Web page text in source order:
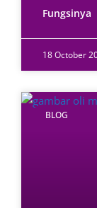
Fungsinya
18 October
BLOG